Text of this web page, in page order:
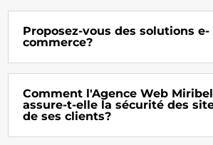
Proposez-vous des solutions e-
commerce?
Comment l'Agence Web Miribel
assure-t-elle la sécurité des
de ses clients?